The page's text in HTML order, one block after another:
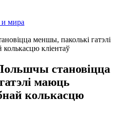
и мира
меншы, паколькі гатэлі
кліентаў
становіцца
маюць
колькасцю